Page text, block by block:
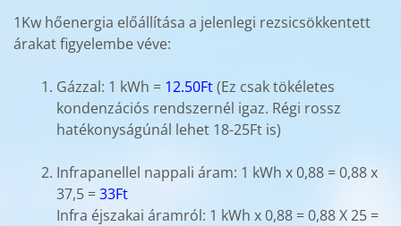
1Kw hőenergia előállítása a jelenlegi rezsicsökkentett
árakat figyelembe véve:
Gázzal: 1 kWh = 12.50Ft(Ez csak tökéletes
kondenzációs rendszernél igaz. Régi rossz
hatékonyságúnál lehet 18-25Ft is)
Infrapanellel nappali áram: 1 kWh x 0,88 = 0,88 x
37,5 =33Ft
Infra éjszakai áramról: 1 kWh x 0,88 = 0,88 X 25 =